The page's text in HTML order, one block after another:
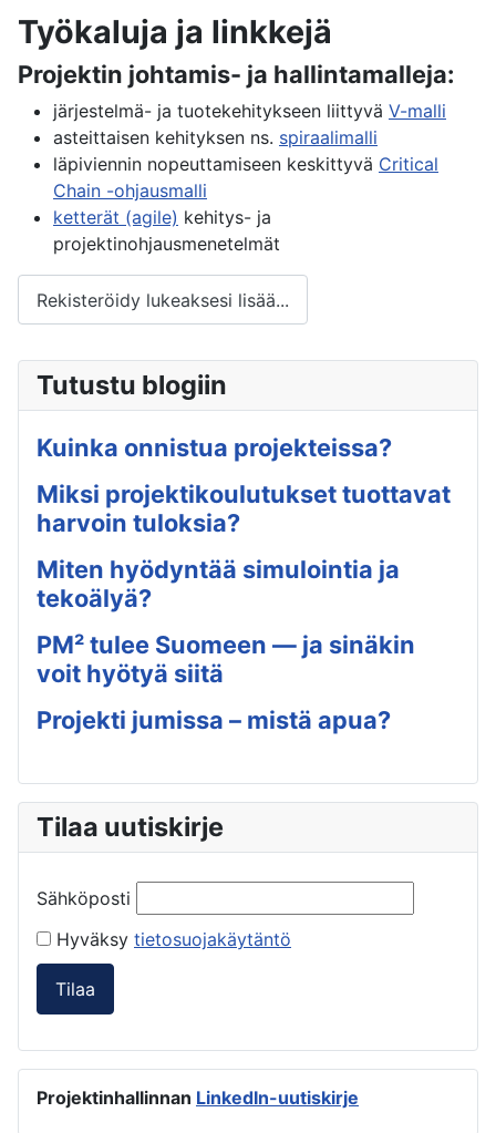
Työkaluja ja linkkejä
Projektin johtamis- ja hallintamalleja:
järjestelmä- ja tuotekehitykseen liittyvä V-malli
asteittaisen kehityksen ns. spiraalimalli
läpiviennin nopeuttamiseen keskittyvä Critical
Chain -ohjausmalli
ketterät (agile) kehitys- ja
projektinohjausmenetelmät
Rekisteröidy lukeaksesi lisää...
Tutustu blogiin
Kuinka onnistua projekteissa?
Miksi projektikoulutukset tuottavat
harvoin tuloksia?
Miten hyödyntää simulointia ja
tekoälyä?
PM² tulee Suomeen — ja sinäkin
voit hyötyä siitä
Projekti jumissa – mistä apua?
Tilaa uutiskirje
Sähköposti
Hyväksy tietosuojakäytäntö
Tilaa
Projektinhallinnan LinkedIn-uutiskirje